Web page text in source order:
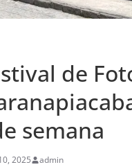
de
semana
2025 admin